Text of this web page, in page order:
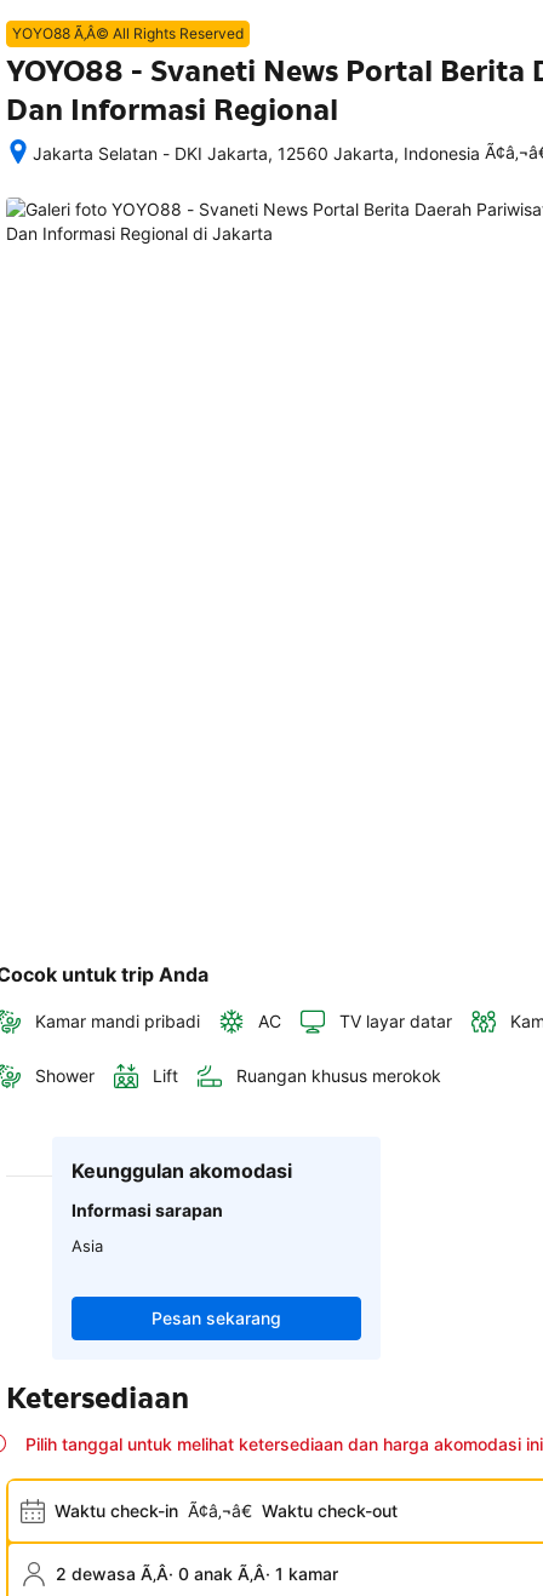
YOYO88 Ã‚Â© All Rights Reserved
YOYO88 - Svaneti News Portal Berita
Dan Informasi Regional
Jakarta Selatan - DKI Jakarta, 12560 Jakarta, Indonesia
memesan,
semua
untuk trip Anda
Kamar mandi pribadi AC TV layar datar
Shower Lift Ruangan khusus merokok
Keunggulan akomodasi
Informasi sarapan
Asia
Pesan sekarang
Ketersediaan
Pilih tanggal untuk melihat ketersediaan dan harga akomodasi ini
Waktu check-in Ã¢â‚¬â€ Waktu check-out
2 dewasa Ã‚Â· 0 anak Ã‚Â· 1 kamar